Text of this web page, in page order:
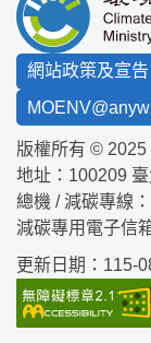
網站政策及宣告
版權所有 ©
地址：100209
總機 / 減碳專線：
減碳專用電子信
更新日期：115-